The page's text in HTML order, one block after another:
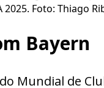
Foto: Thiago
Bayern
Mundial de